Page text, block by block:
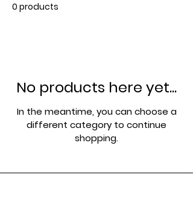
0 products
No products here yet...
In the meantime, you can choose a
different category to continue
shopping.